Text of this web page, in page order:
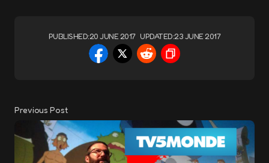
PUBLISHED:20 JUNE 2017 UPDATED:23 JUNE 2017
Previous Post